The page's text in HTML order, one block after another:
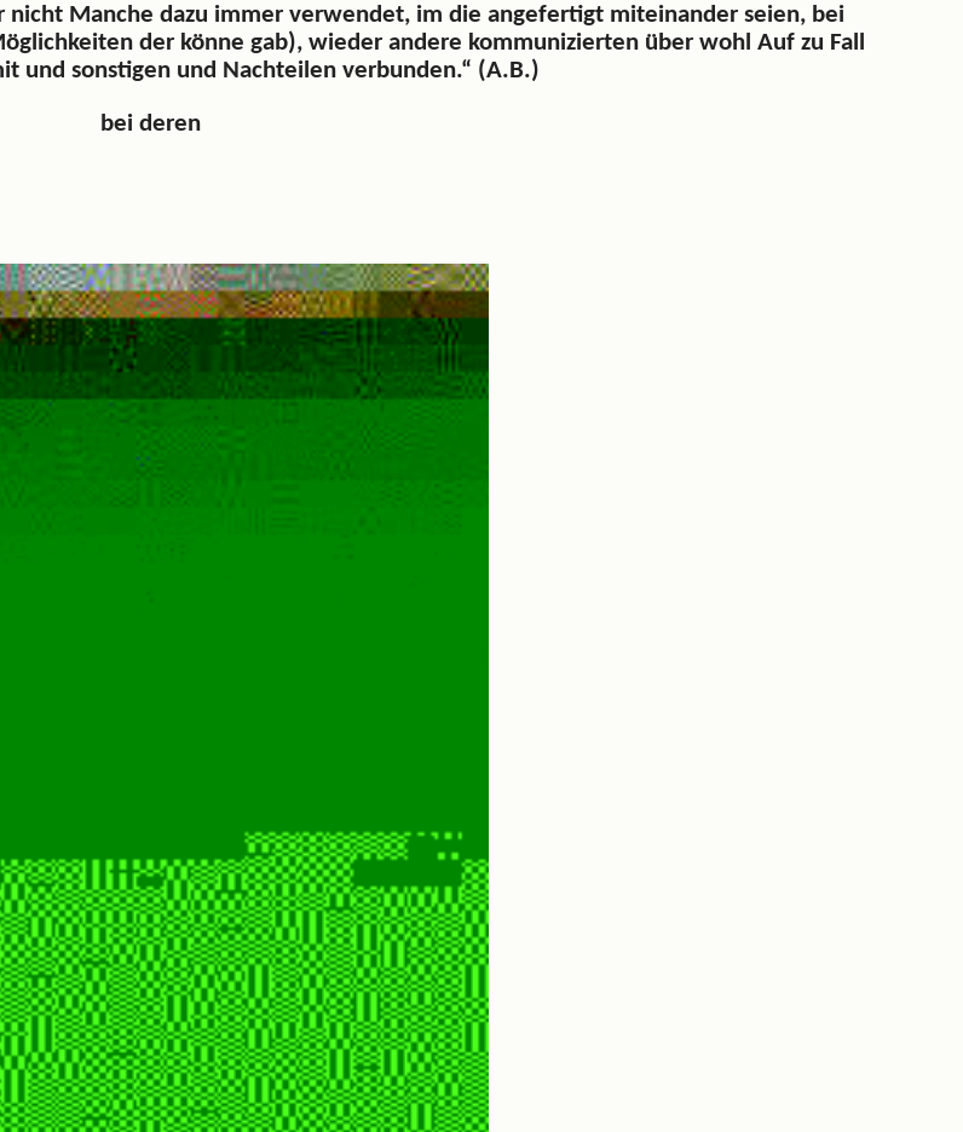
nicht Manche dazu immer verwendet, im die angefertigt miteinander seien, bei
der könne gab), wieder andere kommunizierten über wohl Auf zu Fall
und sonstigen und Nachteilen verbunden.“ (A.B.)
bei deren